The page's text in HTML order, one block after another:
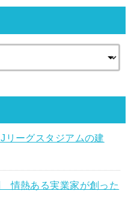
リーグスタジアムの建
情熱ある実業家が創った